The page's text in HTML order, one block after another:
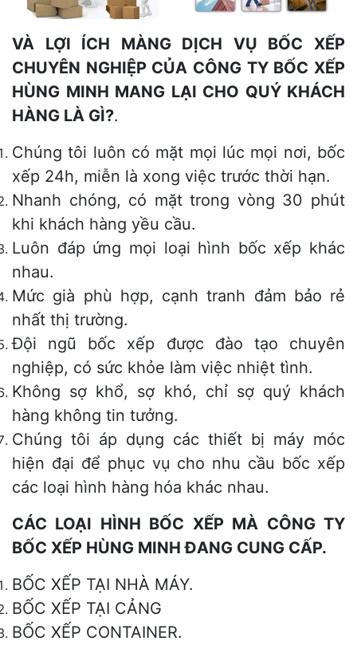
VÀ LỢI ÍCH MÀNG DỊCH VỤ BỐC XẾP
CHUYÊN NGHIỆP CỦA CÔNG TY BỐC XẾP
HÙNG MINH MANG LẠI CHO QUÝ KHÁCH
HÀNG LÀ GÌ?.
Chúng tôi luôn có mặt mọi lúc mọi nơi, bốc
xếp 24h, miễn là xong việc trước thời hạn.
Nhanh chóng, có mặt trong vòng 30 phút
khi khách hàng yều cầu.
Luôn đáp ứng mọi loại hình bốc xếp khác
nhau.
Mức già phù hợp, cạnh tranh đảm bảo rẻ
nhất thị trường.
Đội ngũ bốc xếp được đào tạo chuyên
nghiệp, có sức khỏe làm việc nhiệt tình.
Không sợ khổ, sợ khó, chỉ sợ quý khách
hàng không tin tưởng.
Chúng tôi áp dụng các thiết bị máy móc
hiện đại để phục vụ cho nhu cầu bốc xếp
các loại hình hàng hóa khác nhau.
CÁC LOẠI HÌNH BỐC XẾP MÀ CÔNG TY
BỐC XẾP HÙNG MINH ĐANG CUNG CẤP.
BỐC XẾP TẠI NHÀ MÁY.
BỐC XẾP TẠI CẢNG
BỐC XẾP CONTAINER.